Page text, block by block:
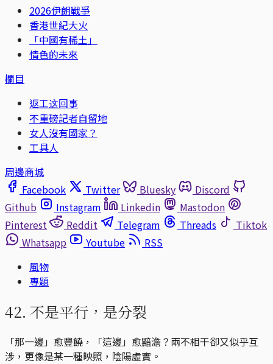
2026伊朗戰爭
香港世紀大火
「中國有稀土」
情色的未來
欄目
返工这回事
不重磅記者自留地
女人沒有國家？
工具人
周邊商城
Facebook
Twitter Bluesky
Discord
Github
Instagram Linkedin
Mastodon
Pinterest
Reddit Telegram Threads
Tiktok
Whatsapp
Youtube
RSS
風物
專題
42. 不是平行，是分裂
「那一邊」愈豐饒，「這邊」愈黯澹？兩不相干卻又似乎互
涉，更像是某一種映照，陰陽虛實。